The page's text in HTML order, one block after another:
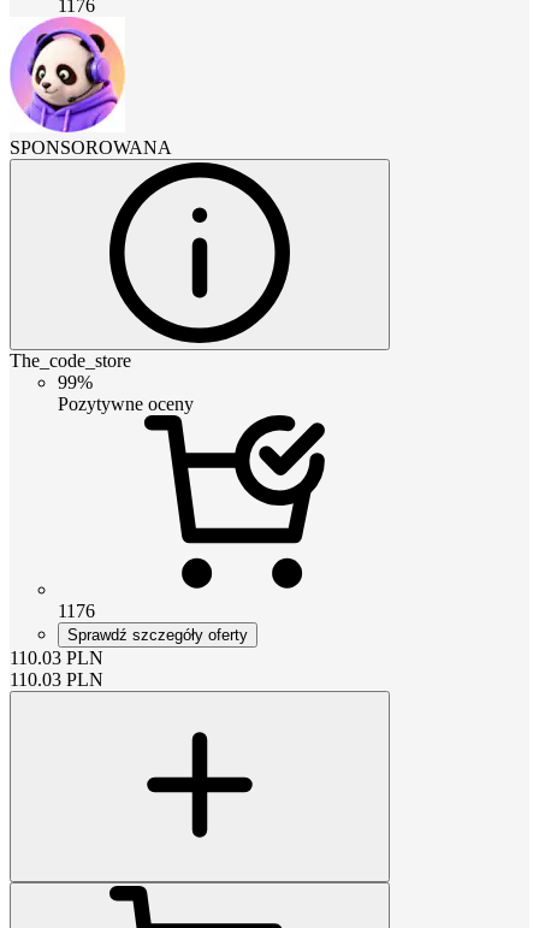
1176
SPONSOROWANA
The_code_store
99%
Pozytywne oceny
1176
Sprawdź szczegóły oferty
110.03 PLN
110.03 PLN